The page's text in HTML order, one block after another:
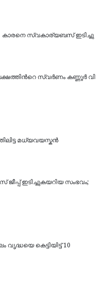
കാരനെ സ്വകാര്യബസ് ഇടിച്ചു
ല​ക്ഷ​ത്തി​ന്‍റെ സ്വ​ർ​ണം ക​ണ്ണൂ​ർ വി​
മധ്യവയസ്കൻ
ഇടിച്ചുകയറിയ സംഭവം;
കെട്ടിയിട്ട് 10